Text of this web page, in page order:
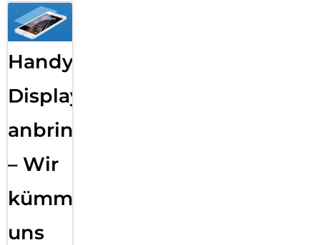
Handy
Displayfolie
anbringen
– Wir
kümmern
uns